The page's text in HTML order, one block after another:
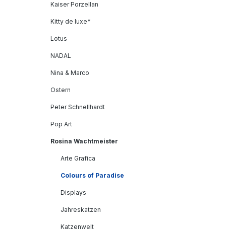
Kaiser Porzellan
Kitty de luxe*
Lotus
NADAL
Nina & Marco
Ostern
Peter Schnellhardt
Pop Art
Rosina Wachtmeister
Arte Grafica
Colours of Paradise
Displays
Jahreskatzen
Katzenwelt